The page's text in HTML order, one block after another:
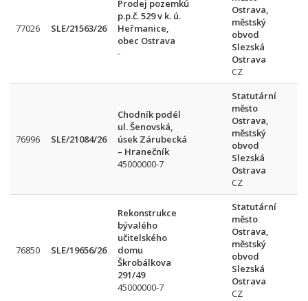
77026 SLE/21563/26
Prodej pozemků
p.p.č. 529 v k. ú.
Heřmanice,
obec Ostrava
-
Ostrava,
městský
obvod
Slezská
Ostrava
CZ
76996 SLE/21084/26
Chodník podél
ul. Šenovská,
úsek Zárubecká
– Hranečník
45000000-7
Statutární
město
Ostrava,
městský
obvod
Slezská
Ostrava
CZ
76850 SLE/19656/26
Rekonstrukce
bývalého
učitelského
domu
Škrobálkova
291/49
45000000-7
Statutární
město
Ostrava,
městský
obvod
Slezská
Ostrava
CZ